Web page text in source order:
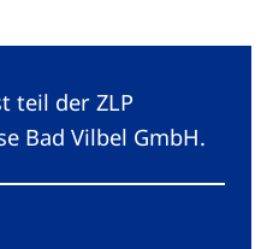
teil der ZLP
Bad Vilbel GmbH.